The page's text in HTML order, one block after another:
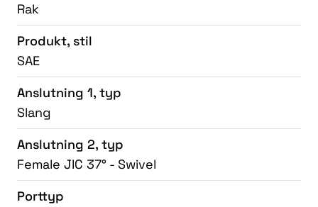
Rak
Produkt, stil
SAE
Anslutning 1, typ
Slang
Anslutning 2, typ
Female JIC 37° - Swivel
Porttyp